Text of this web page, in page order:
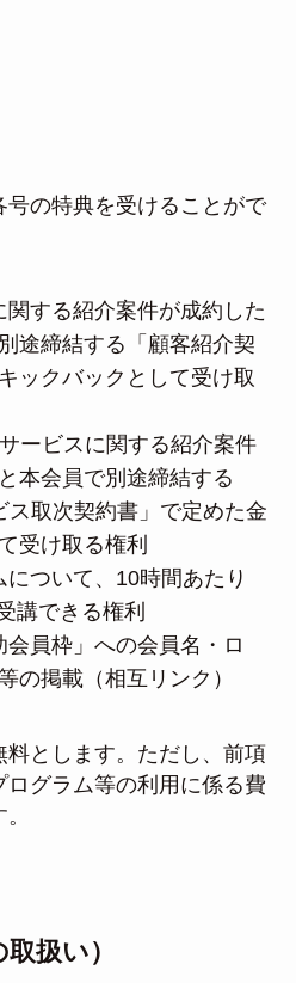
の特典を受けることがで
する紹介案件が成約した
途締結する「顧客紹介契
ックバックとして受け取
ービスに関する紹介案件
本会員で別途締結する
ス取次契約書」で定めた金
受け取る権利
ついて、10時間あたり
講できる権利
員枠」への会員名・ロ
の掲載（相互リンク）
とします。ただし、前項
ログラム等の利用に係る費
扱い）